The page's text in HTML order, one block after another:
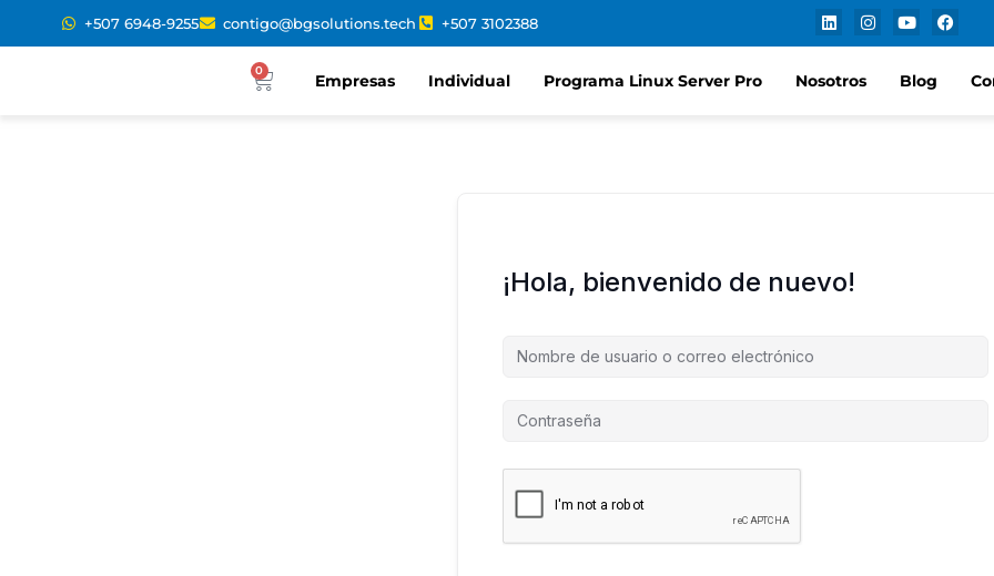
+507 6948-9255 contigo@bgsolutions.tech +507 3102388
0
Empresas Individual Programa Linux Server Pro Nosotros Blog
¡Hola, bienvenido de nuevo!